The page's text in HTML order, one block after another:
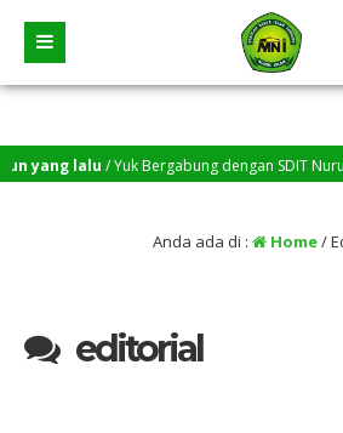
yang lalu/ Yuk Bergabung dengan SDIT Nurul
Anda ada di : Home/
editorial